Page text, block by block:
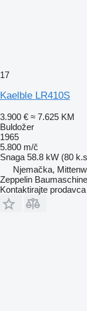
17
Kaelble LR410S
3.900 € ≈ 7.625 KM
Buldožer
1965
5.800 m/č
Snaga 58.8 kW (80
Njemačka,
Zeppelin
Kontaktirajte prodavca